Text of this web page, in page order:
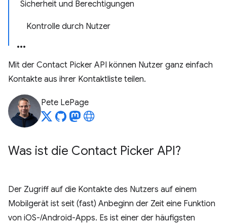
Sicherheit und Berechtigungen
Kontrolle durch Nutzer
Mit der Contact Picker API können Nutzer ganz einfach
Kontakte aus ihrer Kontaktliste teilen.
Pete LePage
Was ist die Contact Picker API?
Der Zugriff auf die Kontakte des Nutzers auf einem
Mobilgerät ist seit (fast) Anbeginn der Zeit eine Funktion
von iOS-/Android-Apps. Es ist einer der häufigsten